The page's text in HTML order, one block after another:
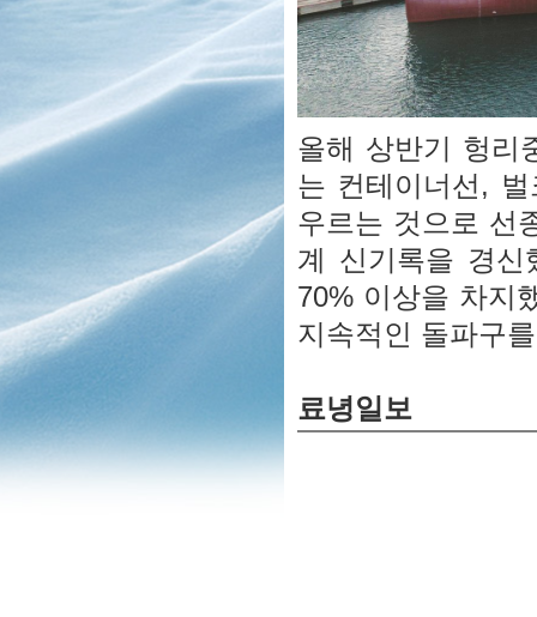
올해 상반기 헝리
는 컨테이너선,
우르는 것으로 선
계 신기록을 경신
70% 이상을 차지
지속적인 돌파구
료녕일보